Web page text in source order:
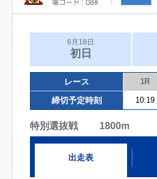
6月18日
初日
レース 1R
締切予定時刻 10:19
特別選抜戦 1800m
出走表